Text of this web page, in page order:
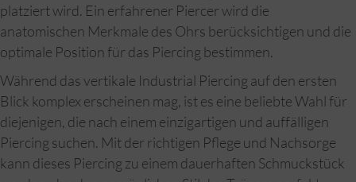
platziert wird. Ein erfahrener Piercer wird die
anatomischen Merkmale des Ohrs berücksichtigen und die
optimale Position für das Piercing bestimmen.
Während das vertikale Industrial Piercing auf den ersten
Blick komplex erscheinen mag, ist es eine beliebte Wahl für
diejenigen, die nach einem einzigartigen und auffälligen
Piercing suchen. Mit der richtigen Pflege und Nachsorge
kann dieses Piercing zu einem dauerhaften Schmuckstück